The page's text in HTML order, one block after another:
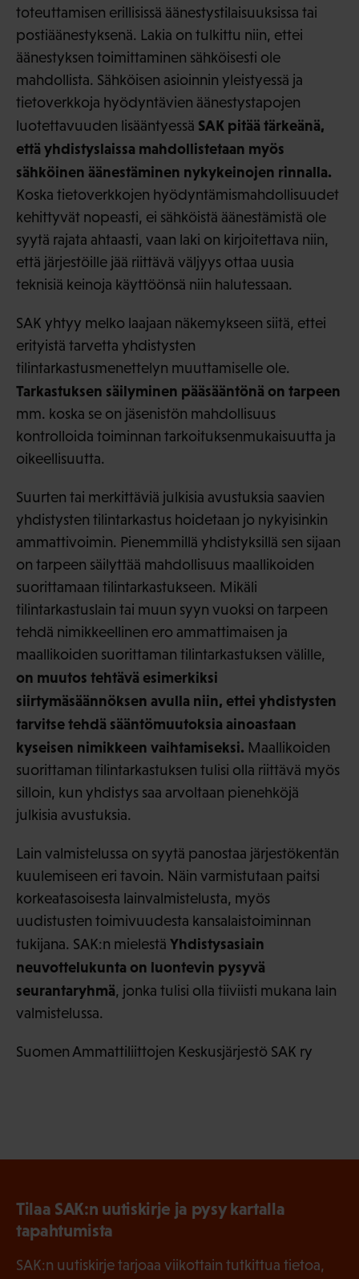
toteuttamisen erillisissä äänestystilaisuuksissa tai
postiäänestyksenä. Lakia on tulkittu niin, ettei
äänestyksen toimittaminen sähköisesti ole
mahdollista. Sähköisen asioinnin yleistyessä ja
tietoverkkoja hyödyntävien äänestystapojen
luotettavuuden lisääntyessä SAK pitää tärkeänä,
että yhdistyslaissa mahdollistetaan myös
sähköinen äänestäminen nykykeinojen rinnalla.
Koska tietoverkkojen hyödyntämismahdollisuudet
kehittyvät nopeasti, ei sähköistä äänestämistä ole
syytä rajata ahtaasti, vaan laki on kirjoitettava niin,
että järjestöille jää riittävä väljyys ottaa uusia
teknisiä keinoja käyttöönsä niin halutessaan.
SAK yhtyy melko laajaan näkemykseen siitä, ettei
erityistä tarvetta yhdistysten
tilintarkastusmenettelyn muuttamiselle ole.
Tarkastuksen säilyminen pääsääntönä on tarpeen
mm. koska se on jäsenistön mahdollisuus
kontrolloida toiminnan tarkoituksenmukaisuutta ja
oikeellisuutta.
Suurten tai merkittäviä julkisia avustuksia saavien
yhdistysten tilintarkastus hoidetaan jo nykyisinkin
ammattivoimin. Pienemmillä yhdistyksillä sen sijaan
on tarpeen säilyttää mahdollisuus maallikoiden
suorittamaan tilintarkastukseen. Mikäli
tilintarkastuslain tai muun syyn vuoksi on tarpeen
tehdä nimikkeellinen ero ammattimaisen ja
maallikoiden suorittaman tilintarkastuksen välille,
on muutos tehtävä esimerkiksi
siirtymäsäännöksen avulla niin, ettei yhdistysten
tarvitse tehdä sääntömuutoksia ainoastaan
kyseisen nimikkeen vaihtamiseksi. Maallikoiden
suorittaman tilintarkastuksen tulisi olla riittävä myös
silloin, kun yhdistys saa arvoltaan pienehköjä
julkisia avustuksia.
Lain valmistelussa on syytä panostaa järjestökentän
kuulemiseen eri tavoin. Näin varmistutaan paitsi
korkeatasoisesta lainvalmistelusta, myös
uudistusten toimivuudesta kansalaistoiminnan
tukijana. SAK:n mielestä Yhdistysasiain
neuvottelukunta on luontevin pysyvä
seurantaryhmä, jonka tulisi olla tiiviisti mukana lain
valmistelussa.
Suomen Ammattiliittojen Keskusjärjestö SAK ry
Tilaa SAK:n uutiskirje ja pysy kartalla
tapahtumista
SAK:n uutiskirje tarjoaa viikottain tutkittua tietoa,